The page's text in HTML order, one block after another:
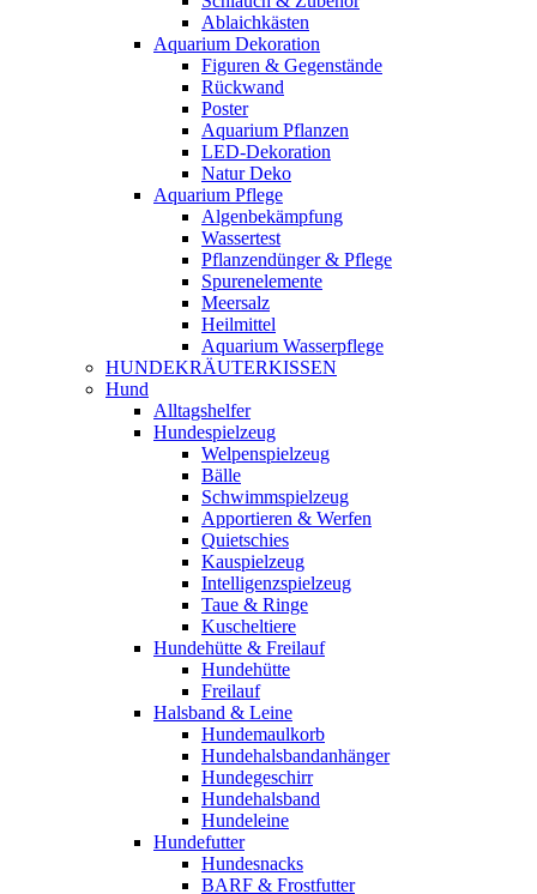
Ablaichkästen
Aquarium Dekoration
Figuren & Gegenstände
Rückwand
Poster
Aquarium Pflanzen
LED-Dekoration
Natur Deko
Aquarium Pflege
Algenbekämpfung
Wassertest
Pflanzendünger & Pflege
Spurenelemente
Meersalz
Heilmittel
Aquarium Wasserpflege
HUNDEKRÄUTERKISSEN
Hund
Alltagshelfer
Hundespielzeug
Welpenspielzeug
Bälle
Schwimmspielzeug
Apportieren & Werfen
Quietschies
Kauspielzeug
Intelligenzspielzeug
Taue & Ringe
Kuscheltiere
Hundehütte & Freilauf
Hundehütte
Freilauf
Halsband & Leine
Hundemaulkorb
Hundehalsbandanhänger
Hundegeschirr
Hundehalsband
Hundeleine
Hundefutter
Hundesnacks
BARF & Frostfutter